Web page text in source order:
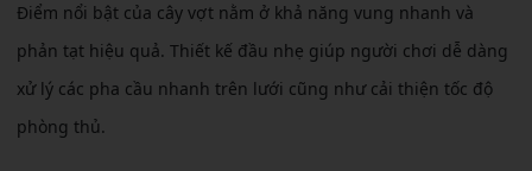
Điểm nổi bật của cây vợt nằm ở khả năng vung nhanh và
phản tạt hiệu quả. Thiết kế đầu nhẹ giúp người chơi dễ dàng
xử lý các pha cầu nhanh trên lưới cũng như cải thiện tốc độ
phòng thủ.